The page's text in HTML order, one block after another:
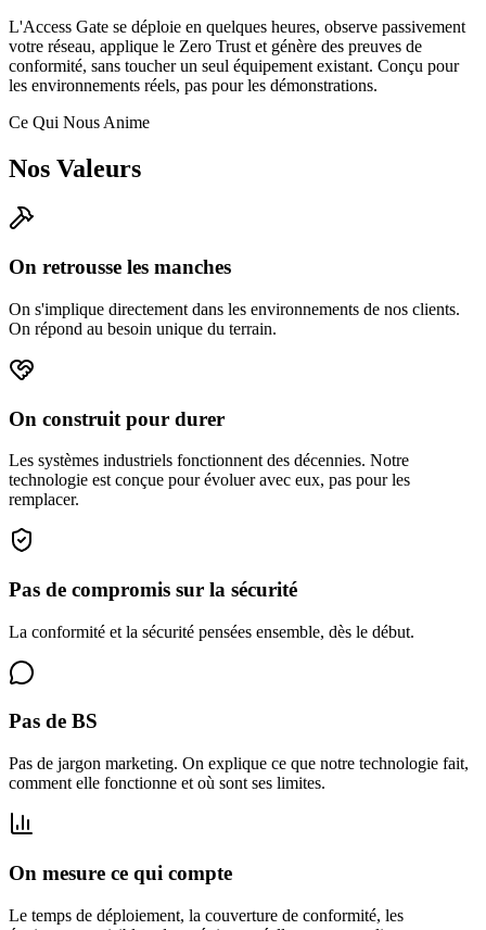
L'Access Gate se déploie en quelques heures, observe passivement
votre réseau, applique le Zero Trust et génère des preuves de
conformité, sans toucher un seul équipement existant. Conçu pour
les environnements réels, pas pour les démonstrations.
Ce Qui Nous Anime
Nos Valeurs
On retrousse les manches
On s'implique directement dans les environnements de nos clients.
On répond au besoin unique du terrain.
On construit pour durer
Les systèmes industriels fonctionnent des décennies. Notre
technologie est conçue pour évoluer avec eux, pas pour les
remplacer.
Pas de compromis sur la sécurité
La conformité et la sécurité pensées ensemble, dès le début.
Pas de BS
Pas de jargon marketing. On explique ce que notre technologie fait,
comment elle fonctionne et où sont ses limites.
On mesure ce qui compte
Le temps de déploiement, la couverture de conformité, les